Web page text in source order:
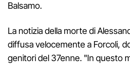
Balsamo.
La notizia della morte di
diffusa velocemente a Forcoli,
genitori del 37enne. "In questo